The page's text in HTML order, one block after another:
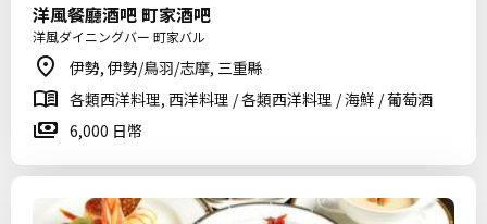
洋風餐廳酒吧 町家酒吧
洋風ダイニングバー 町家バル
伊勢, 伊勢/鳥羽/志摩, 三重縣
各類西洋料理, 西洋料理 / 各類西洋料理 / 海鮮 / 葡萄酒
6,000 日幣